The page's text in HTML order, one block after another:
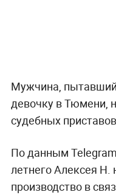
Мужчина,
девочку в Тюмени,
судебных
По данным
летнего Алексея Н.
производство в